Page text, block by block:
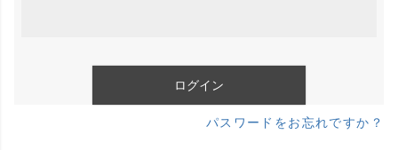
ログイン
パスワードをお忘れですか？